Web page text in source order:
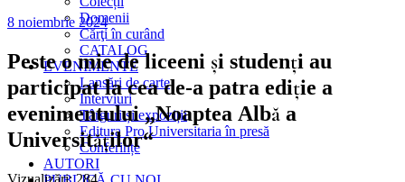
Domenii
Cărţi în curând
CATALOG
EVENIMENTE
Lansări de carte
Interviuri
Târguri și expoziții
Editura Pro Universitaria în presă
Conferințe
AUTORI
8 noiembrie 2024
Peste o mie de liceeni și studenți au
participat la cea de-a patra ediție a
evenimentului „Noaptea Albă a
Universităților“